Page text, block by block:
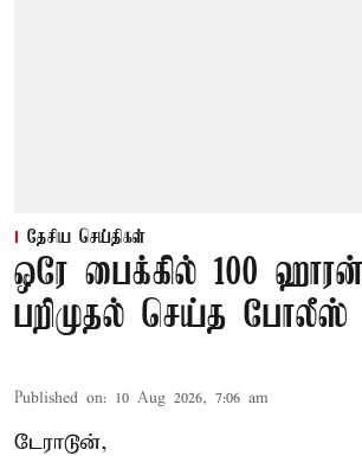
தேசிய செய்திகள்
ஒரே பைக்கில் 100
பறிமுதல் செய்த போலீஸ்
Published on: 10 Aug 2026, 7:06 am
டேராடூன்,